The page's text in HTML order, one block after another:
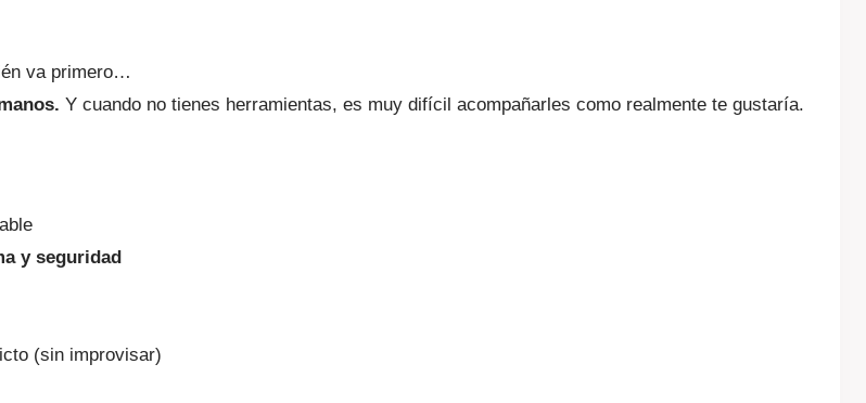
va primero…
Y cuando no tienes herramientas, es muy difícil acompañarles como realmente te gustaría.
y seguridad
(sin improvisar)